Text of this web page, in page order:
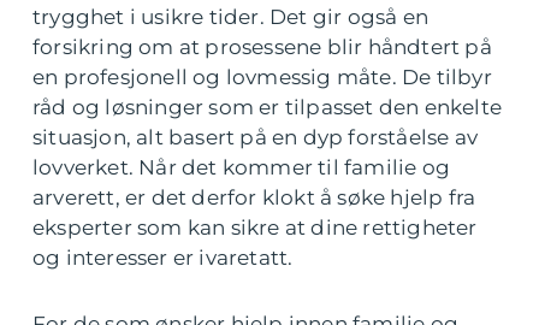
trygghet i usikre tider. Det gir også en
forsikring om at prosessene blir håndtert på
en profesjonell og lovmessig måte. De tilbyr
råd og løsninger som er tilpasset den enkelte
situasjon, alt basert på en dyp forståelse av
lovverket. Når det kommer til familie og
arverett, er det derfor klokt å søke hjelp fra
eksperter som kan sikre at dine rettigheter
og interesser er ivaretatt.